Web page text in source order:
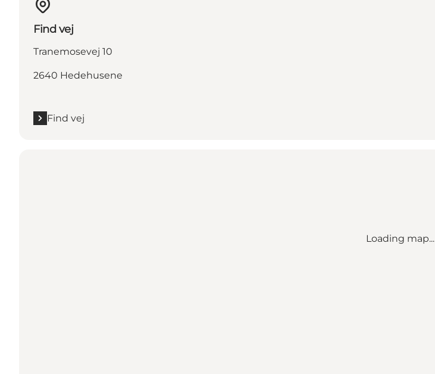
Find vej
Tranemosevej 10
2640 Hedehusene
Find vej
Loading map...